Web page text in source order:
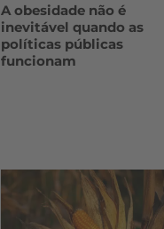
A obesidade não é
inevitável quando as
políticas públicas
funcionam